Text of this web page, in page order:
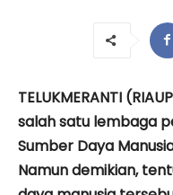
TELUKMERANTI
salah satu lembaga
Sumber Daya
Namun demikian,